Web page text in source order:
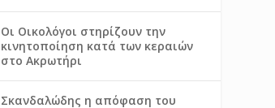
Οι Οικολόγοι στηρίζουν την
κινητοποίηση κατά των κεραιών
στο Ακρωτήρι
Σκανδαλώδης η απόφαση του